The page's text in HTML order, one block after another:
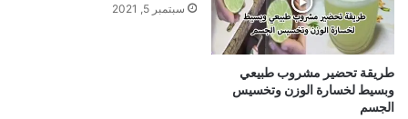
طريقة تحضير مشروب طبيعي
وبسيط لخسارة الوزن وتخسيس
الجسم
سبتمبر 5, 2021